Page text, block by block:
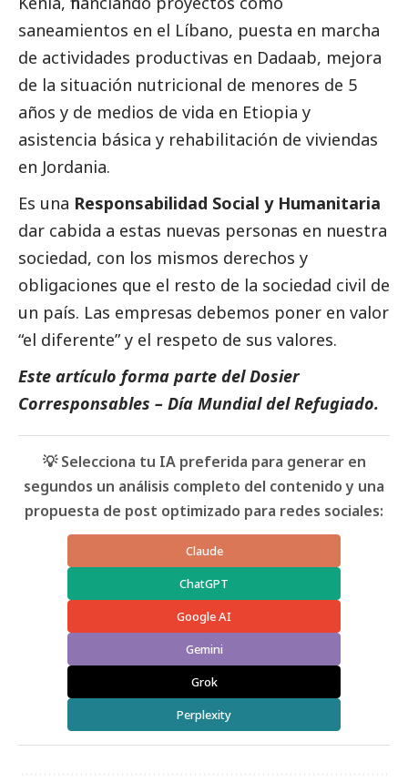
saneamientos en el Líbano, puesta en marcha
de actividades productivas en Dadaab, mejora
de la situación nutricional de menores de 5
años y de medios de vida en Etiopia y
asistencia básica y rehabilitación de viviendas
en Jordania.
Es una Responsabilidad Social y Humanitaria
dar cabida a estas nuevas personas en nuestra
sociedad, con los mismos derechos y
obligaciones que el resto de la sociedad civil de
un país. Las empresas debemos poner en valor
“el diferente” y el respeto de sus valores.
Este artículo forma parte delDosier
Corresponsables – Día Mundial del Refugiado.
💡 Selecciona tu IA preferida para generar en
segundos un análisis completo del contenido y una
propuesta de post optimizado para redes sociales:
Claude
ChatGPT
Google AI
Gemini
Grok
Perplexity